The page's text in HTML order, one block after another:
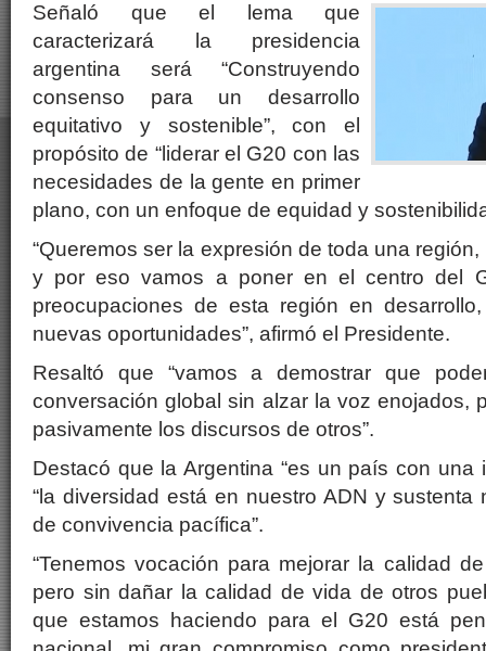
Señaló que el lema que
caracterizará la presidencia
argentina será “Construyendo
consenso para un desarrollo
equitativo y sostenible”, con el
propósito de “liderar el G20 con las
necesidades de la gente en primer
plano, con un enfoque de equidad y
“Queremos ser la expresión de toda una
y por eso vamos a poner en el centro del
preocupaciones de esta región en
nuevas oportunidades”, afirmó el Presidente.
Resaltó que “vamos a demostrar que
conversación global sin alzar la voz enojados,
pasivamente los discursos de otros”.
Destacó que la Argentina “es un país con una
“la diversidad está en nuestro ADN y
de convivencia pacífica”.
“Tenemos vocación para mejorar la calidad
pero sin dañar la calidad de vida de otros
que estamos haciendo para el G20 está